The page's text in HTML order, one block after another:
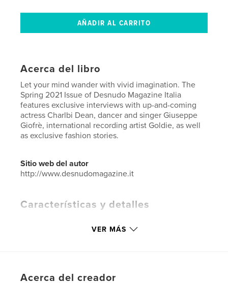
Acerca del libro
Let your mind wander with vivid imagination. The
Spring 2021 Issue of Desnudo Magazine Italia
features exclusive interviews with up-and-coming
actress Charlbi Dean, dancer and singer Giuseppe
Giofrè, international recording artist Goldie, as well
as exclusive fashion stories.
Sitio web del autor
http://www.desnudomagazine.it
Características y detalles
VER MÁS
Acerca del creador